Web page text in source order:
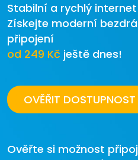
Stabilní a rychlý internet
Získejte moderní
připojení
od 249 Kč ještě dnes!
OVĚŘIT
Ověřte si možnost